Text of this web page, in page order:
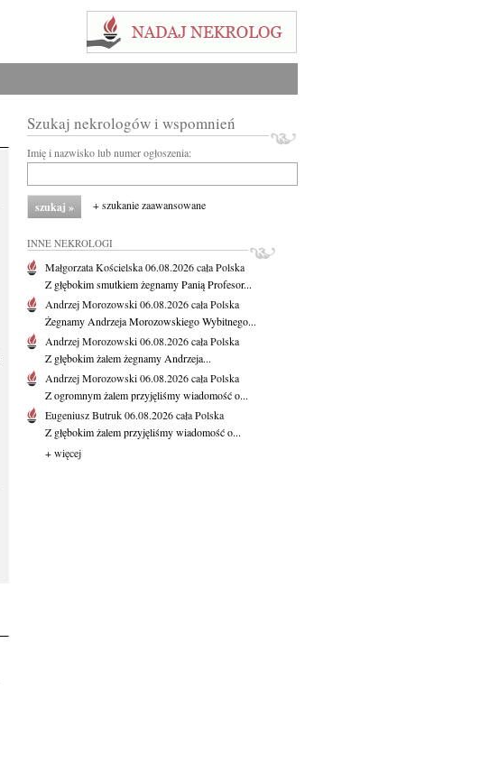
Szukaj nekrologów i wspomnień
Imię i nazwisko lub numer ogłoszenia:
+ szukanie zaawansowane
INNE NEKROLOGI
Małgorzata Kościelska06.08.2026cała Polska
Z głębokim smutkiem żegnamy Panią Profesor...
Andrzej Morozowski06.08.2026cała Polska
Żegnamy Andrzeja Morozowskiego Wybitnego...
Andrzej Morozowski06.08.2026cała Polska
Z głębokim żalem żegnamy Andrzeja...
Andrzej Morozowski06.08.2026cała Polska
Z ogromnym żalem przyjęliśmy wiadomość o...
Eugeniusz Butruk06.08.2026cała Polska
Z głębokim żalem przyjęliśmy wiadomość o...
+ więcej